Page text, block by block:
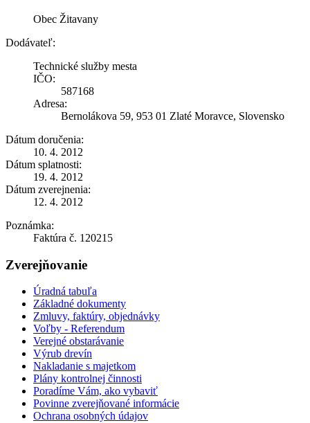
Obec Žitavany
Dodávateľ:
Technické služby mesta
IČO:
587168
Adresa:
Bernolákova 59, 953 01 Zlaté Moravce, Slovensko
Dátum doručenia:
10. 4. 2012
Dátum splatnosti:
19. 4. 2012
Dátum zverejnenia:
12. 4. 2012
Poznámka:
Faktúra č. 120215
Zverejňovanie
Úradná tabuľa
Základné dokumenty
Zmluvy, faktúry, objednávky
Voľby - Referendum
Verejné obstarávanie
Výrub drevín
Nakladanie s majetkom
Plány kontrolnej činnosti
Poradíme Vám, ako vybaviť
Povinne zverejňované informácie
Ochrana osobných údajov